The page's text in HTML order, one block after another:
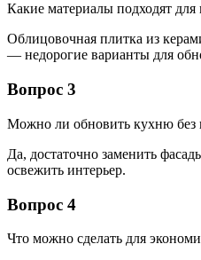
Какие материалы подходят
Облицовочная плитка из
— недорогие варианты для
Вопрос 3
Можно ли обновить кухню без
Да, достаточно заменить
освежить интерьер.
Вопрос 4
Что можно сделать для